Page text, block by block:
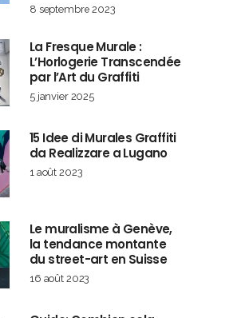
8 septembre 2023
La Fresque Murale :
L’Horlogerie Transcendée
par l’Art du Graffiti
5 janvier 2025
15 Idee di Murales Graffiti
da Realizzare a Lugano
1 août 2023
Le muralisme à Genève,
la tendance montante
du street-art en Suisse
16 août 2023